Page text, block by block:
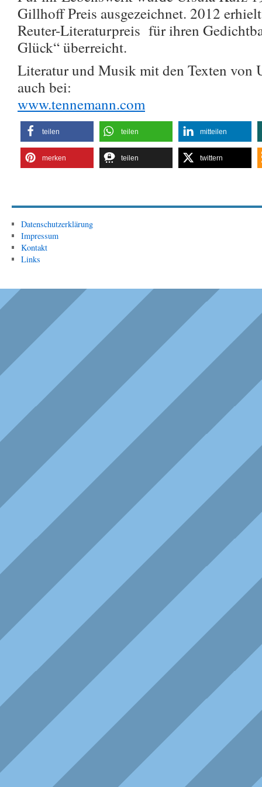
Gillhoff Preis ausgezeichnet. 2012
Reuter-Literaturpreis für ihren
Glück“ überreicht.
Literatur und Musik mit den Texten von
auch bei:
www.tennemann.com
teilen teilen mitteilen
merken teilen twittern
Datenschutzerklärung
Impressum
Kontakt
Links